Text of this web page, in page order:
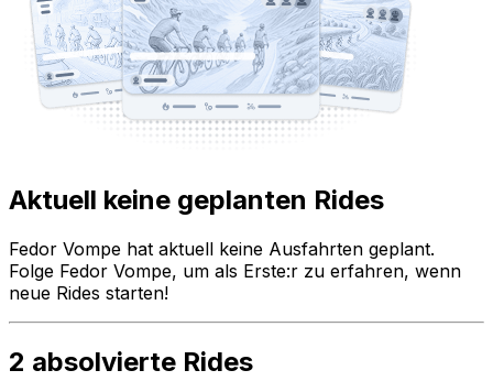
Aktuell keine geplanten Rides
Fedor Vompe hat aktuell keine Ausfahrten geplant.
Folge Fedor Vompe, um als Erste:r zu erfahren, wenn
neue Rides starten!
2 absolvierte Rides